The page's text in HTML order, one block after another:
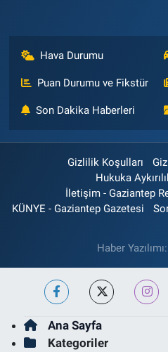
Hava Durumu
Puan Durumu ve Fikstür
Son Dakika Haberleri
Gizlilik Koşulları
Hukuka
İletişim - Gaziantep
KÜNYE - Gaziantep Gazetesi
Haber Yazılımı:
Ana Sayfa
Kategoriler